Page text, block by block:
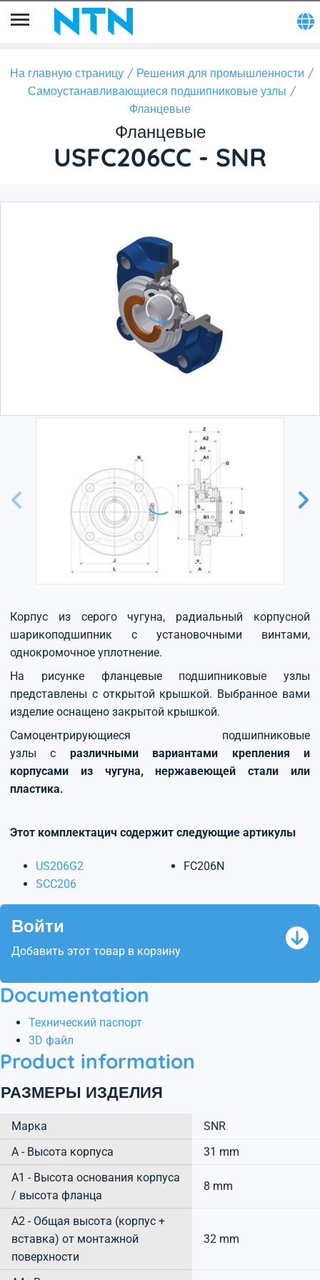
На главную страницу
Решения для промышленности
Самоустанавливающиеся подшипниковые узлы
Фланцевые
Фланцевые
USFC206CC - SNR
Корпус из серого чугуна, радиальный корпусной
шарикоподшипник с установочными винтами,
однокромочное уплотнение.
На рисунке фланцевые подшипниковые узлы
представлены с открытой крышкой. Выбранное вами
изделие оснащено закрытой крышкой.
Самоцентрирующиеся подшипниковые
узлы с различными вариантами крепления и
корпусами из чугуна, нержавеющей стали или
пластика.
Этот комплектацич содержит следующие артикулы
US206G2
SCC206
FC206N
Войти
Добавить этот товар в корзину
Documentation
Технический паспорт
3D файл
Product information
РАЗМЕРЫ ИЗДЕЛИЯ
Марка
SNR
А - Высота корпуса
31 mm
A1 - Высота основания корпуса
/ высота фланца
8 mm
A2 - Общая высота (корпус +
вставка) от монтажной
поверхности
32 mm